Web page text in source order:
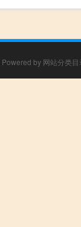
Powered by 网站分类目